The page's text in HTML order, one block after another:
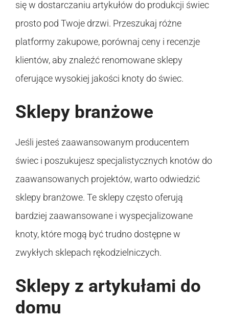
się w dostarczaniu artykułów do produkcji świec
prosto pod Twoje drzwi. Przeszukaj różne
platformy zakupowe, porównaj ceny i recenzje
klientów, aby znaleźć renomowane sklepy
oferujące wysokiej jakości knoty do świec.
Sklepy branżowe
Jeśli jesteś zaawansowanym producentem
świec i poszukujesz specjalistycznych knotów do
zaawansowanych projektów, warto odwiedzić
sklepy branżowe. Te sklepy często oferują
bardziej zaawansowane i wyspecjalizowane
knoty, które mogą być trudno dostępne w
zwykłych sklepach rękodzielniczych.
Sklepy z artykułami do
domu